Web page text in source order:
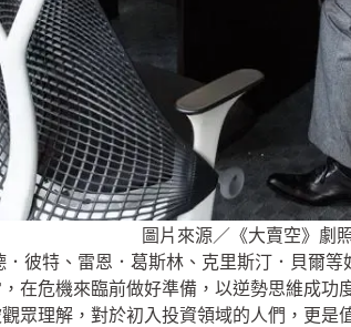
圖片來源／《大賣空》劇
彼特、雷恩．葛斯林、克里斯汀．貝爾
在危機來臨前做好準備，以逆勢思維成
眾理解，對於初入投資領域的人們，更是